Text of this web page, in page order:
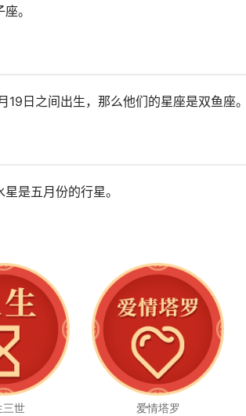
。
日之间出生，那么他们的星座是双鱼座。
是五月份的行星。
三世 爱情塔罗